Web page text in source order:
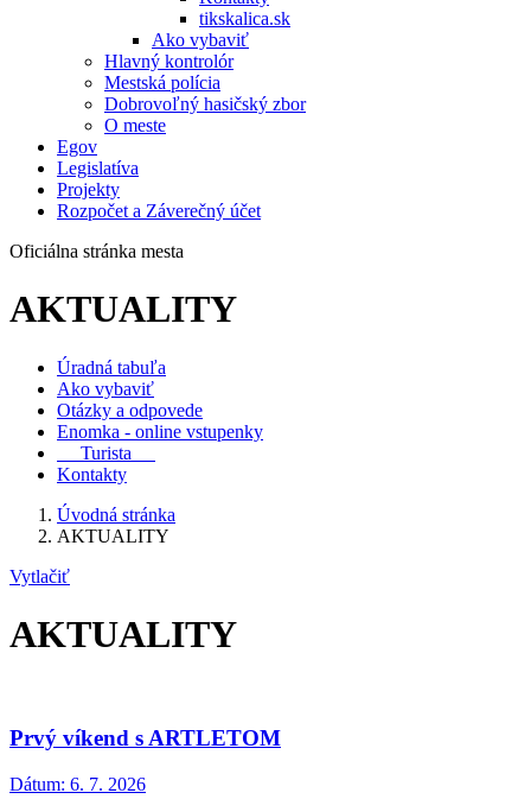
tikskalica.sk
Ako vybaviť
Hlavný kontrolór
Mestská polícia
Dobrovoľný hasičský zbor
O meste
Egov
Legislatíva
Projekty
Rozpočet a Záverečný účet
Oficiálna stránka mesta
AKTUALITY
Úradná tabuľa
Ako vybaviť
Otázky a odpovede
Enomka - online vstupenky
Turista
Kontakty
Úvodná stránka
AKTUALITY
Vytlačiť
AKTUALITY
Prvý víkend s ARTLETOM
Dátum: 6. 7. 2026